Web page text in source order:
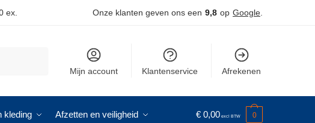
ex. Onze klanten geven ons een 9,8 op Google
Mijn account Klantenservice Afrekenen
kleding Afzetten en veiligheid € 0,00 0